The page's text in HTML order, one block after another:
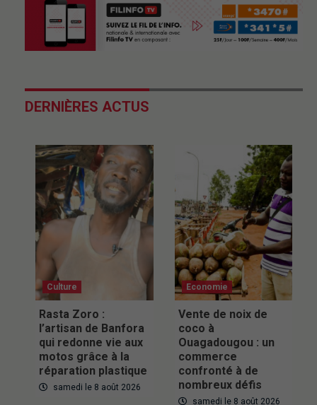
DERNIÈRES ACTUS
Culture
Rasta Zoro :
l’artisan de Banfora
qui redonne vie aux
motos grâce à la
réparation plastique
samedi le 8 août 2026
Economie
Vente de noix de
coco à
Ouagadougou : un
commerce
confronté à de
nombreux défis
samedi le 8 août 2026